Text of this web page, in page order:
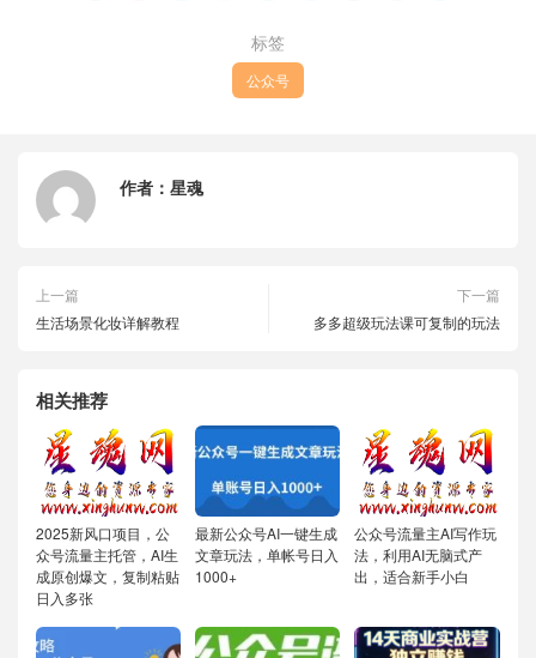
标签
公众号
作者： 星魂
上一篇
生活场景化妆详解教程
下一篇
多多超级玩法课可复制的玩法
相关推荐
2025新风口项目，公
众号流量主托管，AI生
成原创爆文，复制粘贴
日入多张
最新公众号AI一键生成
文章玩法，单帐号日入
1000+
公众号流量主AI写作玩
法，利用AI无脑式产
出，适合新手小白